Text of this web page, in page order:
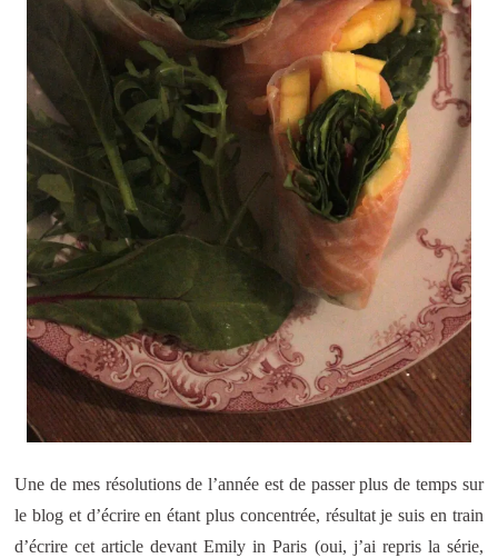
Une de mes résolutions de l’année est de passer plus de temps sur
le blog et d’écrire en étant plus concentrée, résultat je suis en train
d’écrire cet article devant Emily in Paris (oui, j’ai repris la série,